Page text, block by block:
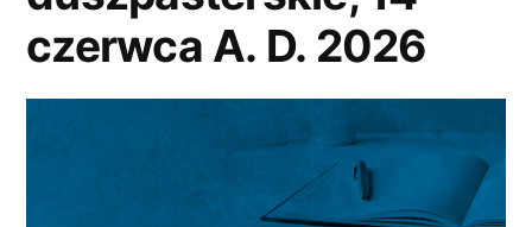
D.
2026”
czerwca A. D. 2026